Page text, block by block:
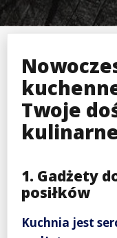
Twoje
1. Gadżety
posiłków
Kuchnia jest